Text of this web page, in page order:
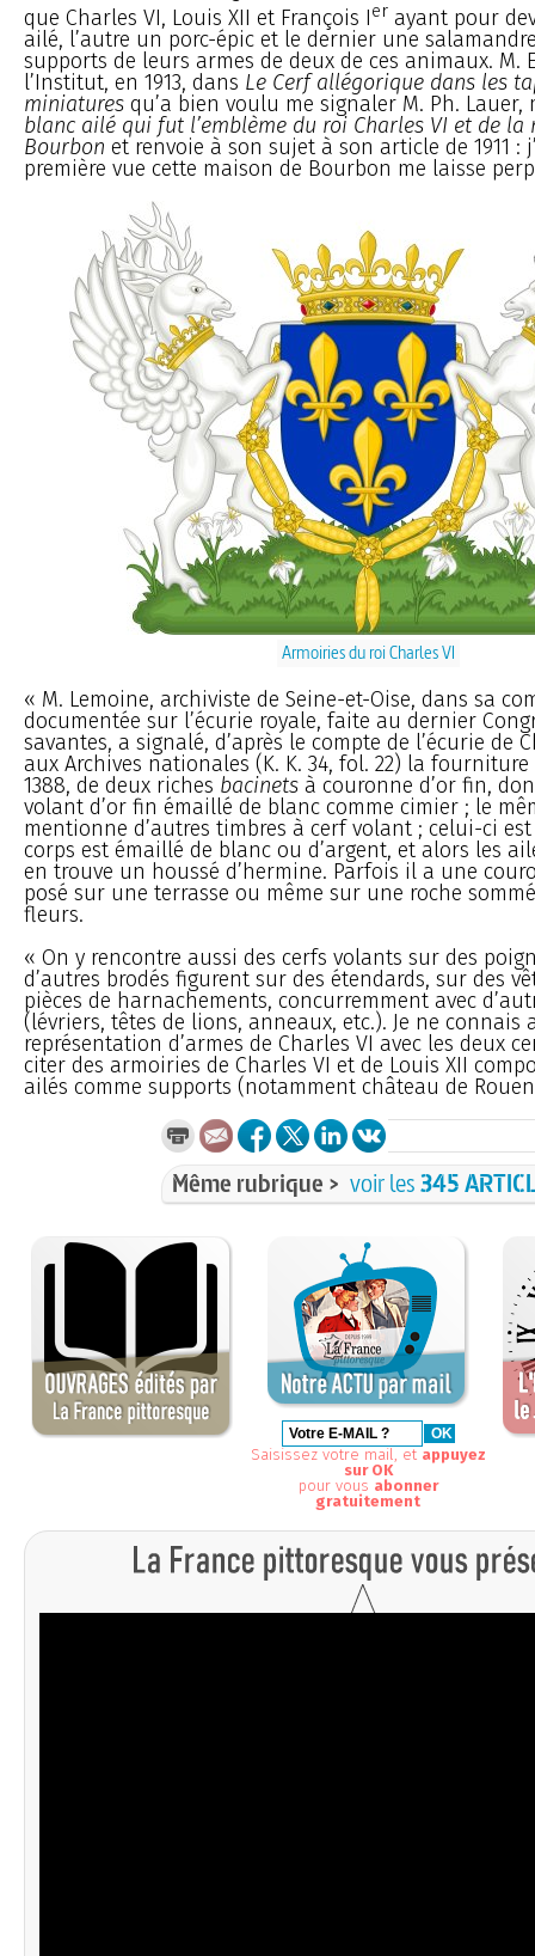
que Charles VI, Louis XII et François Ier ayant pour
ailé, l’autre un porc-épic et le dernier une
supports de leurs armes de deux de ces animaux. M.
l’Institut, en 1913, dans Le Cerf allégorique dans les
miniatures qu’a bien voulu me signaler M. Ph.
blanc ailé qui fut l’emblème du roi Charles VI et de la
Bourbon et renvoie à son sujet à son article de 1911 :
première vue cette maison de Bourbon me laisse
Armoiries du roi Charles VI
« M. Lemoine, archiviste de Seine-et-Oise, dans sa
documentée sur l’écurie royale, faite au dernier
savantes, a signalé, d’après le compte de l’écurie de
aux Archives nationales (K. K. 34, fol. 22) la
1388, de deux riches bacinets à couronne d’or fin,
volant d’or fin émaillé de blanc comme cimier ; le
mentionne d’autres timbres à cerf volant ; celui-ci est
corps est émaillé de blanc ou d’argent, et alors les
en trouve un houssé d’hermine. Parfois il a une
posé sur une terrasse ou même sur une roche
fleurs.
« On y rencontre aussi des cerfs volants sur des
d’autres brodés figurent sur des étendards, sur des
pièces de harnachements, concurremment avec
(lévriers, têtes de lions, anneaux, etc.). Je ne connais
représentation d’armes de Charles VI avec les deux
citer des armoiries de Charles VI et de Louis XII
ailés comme supports (notamment château de
Même rubrique > voir les345
Saisissez votre mail, et appuyez
sur OK
pour vous abonner
gratuitement